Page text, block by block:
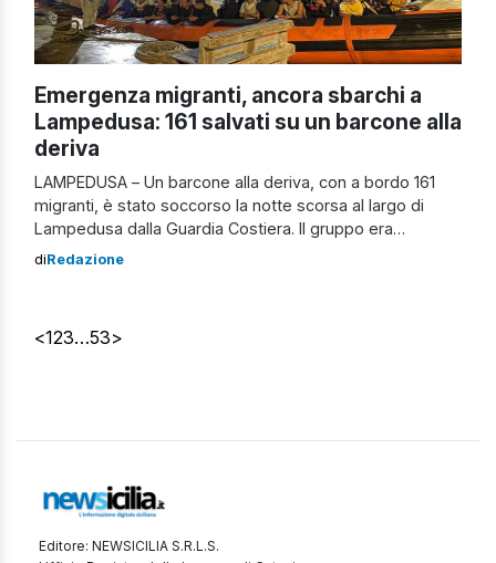
Emergenza migranti, ancora sbarchi a
Lampedusa: 161 salvati su un barcone alla
deriva
LAMPEDUSA – Un barcone alla deriva, con a bordo 161
migranti, è stato soccorso la notte scorsa al largo di
Lampedusa dalla Guardia Costiera. Il gruppo era
composto da uomini originari di Siria, Pakistan, Etiopia,
diRedazione
<123…53>
Editore: NEWSICILIA S.R.L.S.